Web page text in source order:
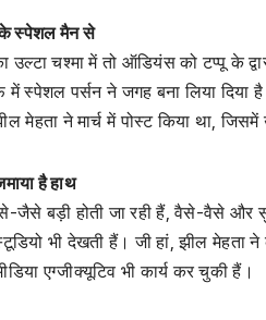
के स्पेशल मैन से
उल्टा चश्मा में तो ऑडियंस को टप्पू के
में स्पेशल पर्सन ने जगह बना लिया
मेहता ने मार्च में पोस्ट किया था,
है हाथ
जैसे बड़ी होती जा रही हैं, वैसे-वैसे और
भी देखती हैं। जी हां, झील मेहता
एग्जीक्यूटिव भी कार्य कर चुकी हैं।